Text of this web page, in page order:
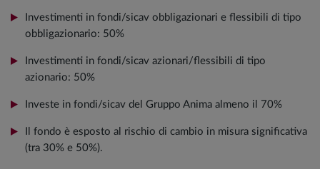
Investimenti in fondi/sicav obbligazionari e flessibili di tipo
obbligazionario: 50%
Investimenti in fondi/sicav azionari/flessibili di tipo
azionario: 50%
Investe in fondi/sicav del Gruppo Anima almeno il 70%
Il fondo è esposto al rischio di cambio in misura significativa
(tra 30% e 50%).